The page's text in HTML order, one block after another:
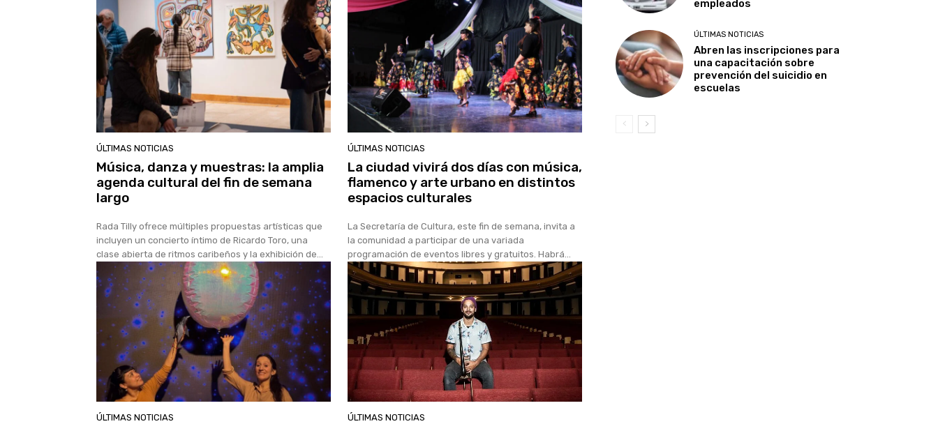
ÚLTIMAS NOTICIAS
Música, danza y muestras: la amplia
agenda cultural del fin de semana
largo
Rada Tilly ofrece múltiples propuestas artísticas que
incluyen un concierto íntimo de Ricardo Toro, una
clase abierta de ritmos caribeños y la exhibición de...
ÚLTIMAS NOTICIAS
La ciudad vivirá dos días con música,
flamenco y arte urbano en distintos
espacios culturales
La Secretaría de Cultura, este fin de semana, invita a
la comunidad a participar de una variada
programación de eventos libres y gratuitos. Habrá...
ÚLTIMAS NOTICIAS ÚLTIMAS NOTICIAS
empleados
ÚLTIMAS NOTICIAS
Abren las inscripciones para
una capacitación sobre
prevención del suicidio en
escuelas